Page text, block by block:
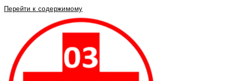
Перейти к содержимому